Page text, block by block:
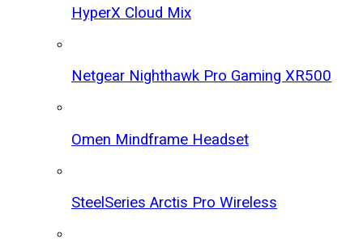
HyperX Cloud Mix
Netgear Nighthawk Pro Gaming XR500
Omen Mindframe Headset
SteelSeries Arctis Pro Wireless